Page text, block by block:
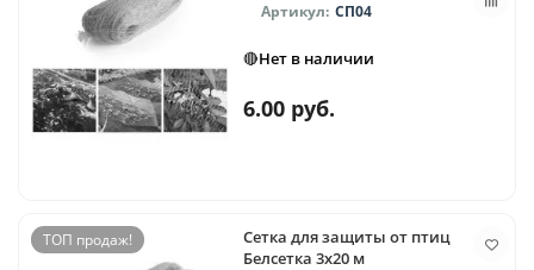
СП04
🔴Нет в наличии
6.00 руб.
ТОП продаж!
Сетка для защиты от птиц
Белсетка 3x20 м